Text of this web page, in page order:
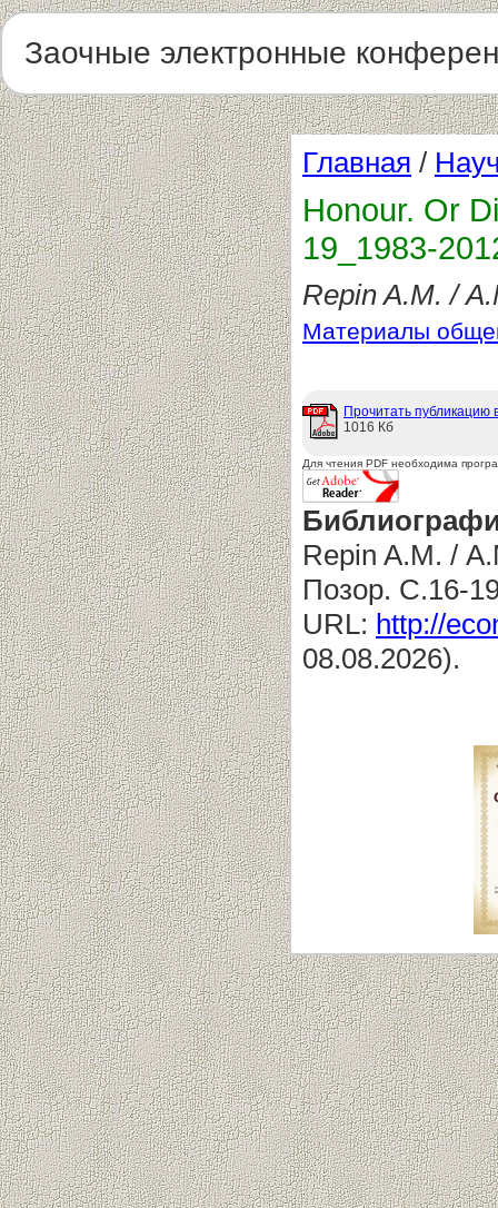
Заочные электронные
Главная /
Honour. Or
19_1983-
Repin A.M. /
Материалы
Прочитать публикацию
1016 Кб
Для чтения PDF необходима
Repin A.M. /
Позор. С.16-
URL: http://
08.08.2026).